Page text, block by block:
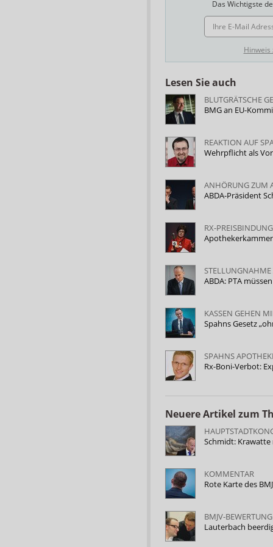
Das Wichtigste
E-MAIL ADRESSE
Lesen Sie auch
BLUTGRÄTSCHE
BMG an EU-
REAKTION AUF
Wehrpflicht als
ANHÖRUNG ZUM
ABDA-Präsident
RX-PREISBINDUNG
STELLUNGNAHME
ABDA: PTA
KASSEN GEHEN
Spahns Gesetz
SPAHNS
Rx-Boni-Verbot:
Neuere Artikel zum
Schmidt:
KOMMENTAR
Rote Karte des
BMJV-BEWERTUNG
Lauterbach